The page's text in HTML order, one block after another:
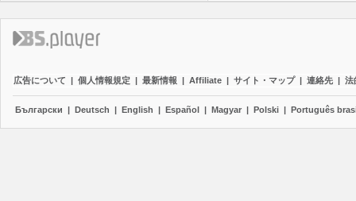
広告について | 個人情報規定 | 最新情報 | Affiliate | サイト・マップ | 連絡先 | 法
Български | Deutsch | English | Español | Magyar | Polski | Português